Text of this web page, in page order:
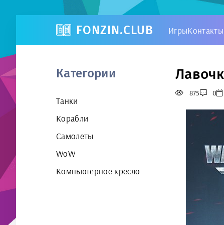
FONZIN.CLUB ИгрыКонтакты
Категории
Танки
Корабли
Самолеты
WoW
Компьютерное кресло
875 0